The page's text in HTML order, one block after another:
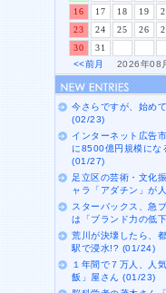
16
17 18 19
23
24 25 26
30
31
<<前月
2026年
今さらですが、始め
(02/23)
インターネット広告
に8500億円規模にな
(01/27)
足立区の芸術・文化
ャラ「アダチン」が
スターバックス、急
は「ブランド力の低
荒川が決壊したら、
駅で浸水!? (01/24)
１年間で７万人、人
飯」屋さん (01/23)